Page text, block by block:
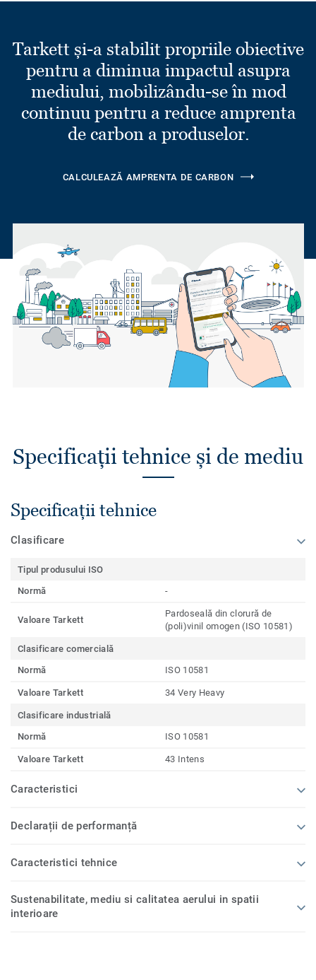
Tarkett și-a stabilit propriile obiective
pentru a diminua impactul asupra
mediului, mobilizându-se în mod
continuu pentru a reduce amprenta
de carbon a produselor.
CALCULEAZĂ AMPRENTA DE CARBON
Specificații tehnice și de mediu
Specificații tehnice
Clasificare
Tipul produsului ISO
Normă
-
Valoare Tarkett
Pardoseală din clorură de
(poli)vinil omogen (ISO 10581)
Clasificare comercială
Normă
ISO 10581
Valoare Tarkett 34 Very Heavy
Clasificare industrială
Normă
ISO 10581
Valoare Tarkett 43 Intens
Caracteristici
Declarații de performanță
Caracteristici tehnice
Sustenabilitate, mediu si calitatea aerului in spatii
interioare